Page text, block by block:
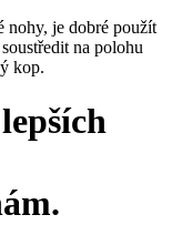
nohy, je dobré použít
na polohu
kop.